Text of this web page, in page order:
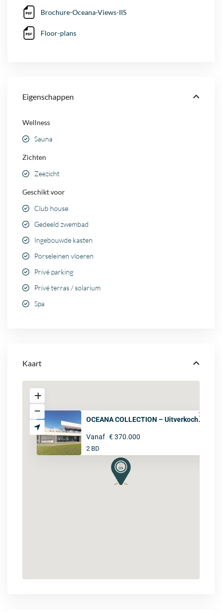
Brochure-Oceana-Views-IIS
Floor-plans
Eigenschappen
Wellness
Sauna
Zichten
Zeezicht
Geschikt voor
Club house
Gedeeld zwembad
Ingebouwde kasten
Porseleinen vloeren
Privé parking
Privé terras / solarium
Spa
Kaart
OCEANA COLLECTION – Uitverkoch...
Vanaf € 370.000
2 BD